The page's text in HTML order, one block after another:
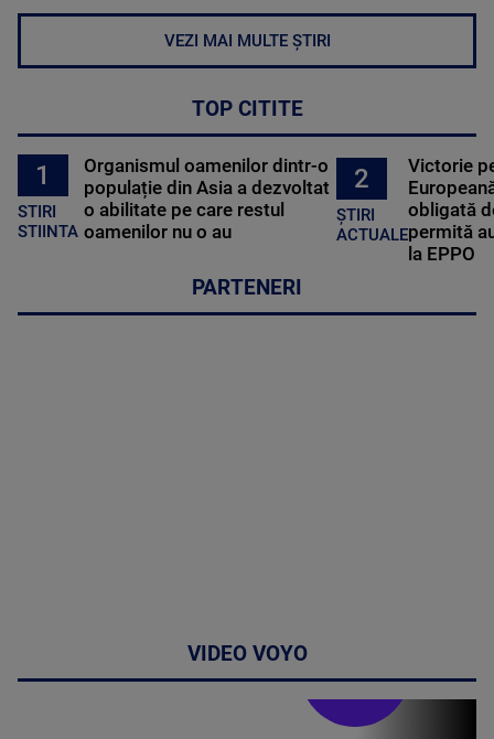
VEZI MAI MULTE ȘTIRI
TOP CITITE
1
STIRI
STIINTA
Organismul oamenilor dintr-o
populație din Asia a dezvoltat
o abilitate pe care restul
oamenilor nu o au
2
ȘTIRI
ACTUALE
Victorie
obligată
permită
la EPPO
PARTENERI
VIDEO VOYO